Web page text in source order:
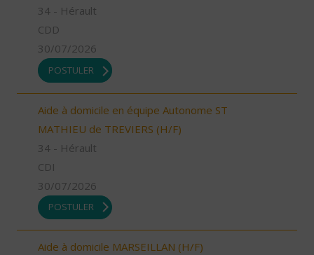
34 - Hérault
CDD
30/07/2026
POSTULER
Aide à domicile en équipe Autonome ST
MATHIEU de TREVIERS (H/F)
34 - Hérault
CDI
30/07/2026
POSTULER
Aide à domicile MARSEILLAN (H/F)